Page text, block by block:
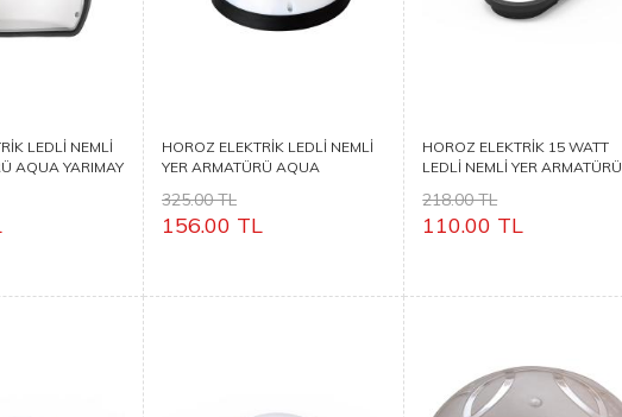
LEDLİ NEMLİ
AQUA YARIMAY
HOROZ ELEKTRİK LEDLİ NEMLİ
YER ARMATÜRÜ AQUA
325.00 TL
156.00 TL
HOROZ ELEKTRİK 15 WATT
LEDLİ NEMLİ YER ARMATÜRÜ
218.00 TL
110.00 TL